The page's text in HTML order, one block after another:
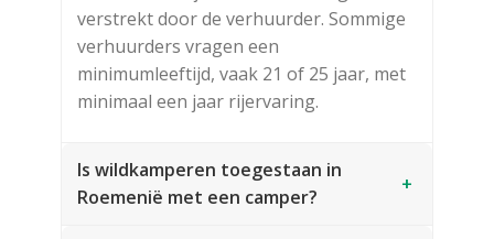
verstrekt door de verhuurder. Sommige
verhuurders vragen een
minimumleeftijd, vaak 21 of 25 jaar, met
minimaal een jaar rijervaring.
Is wildkamperen toegestaan in
Roemenië met een camper?
+